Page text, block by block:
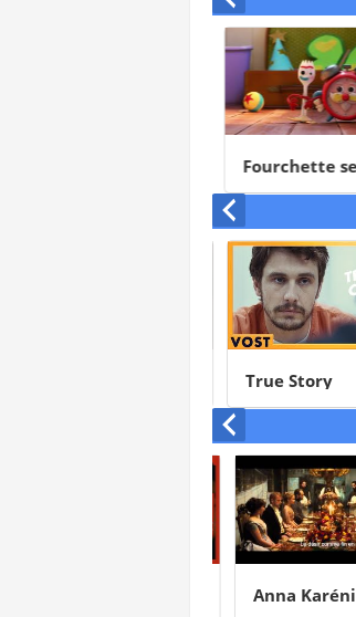
Fourchette se
pose des
questions : c’est
quoi l’art ?
True Story
Anna Karénine